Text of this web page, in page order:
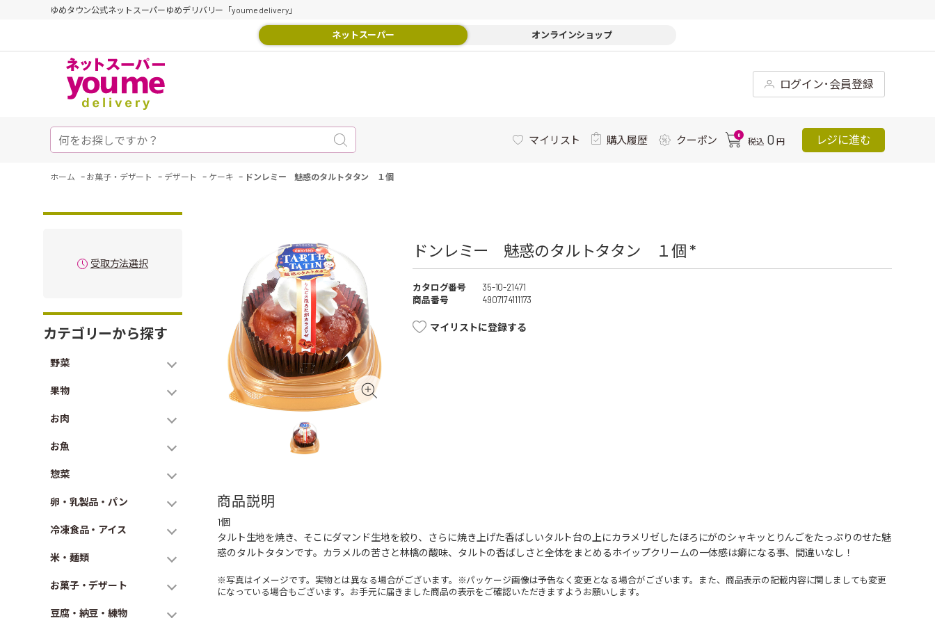
ゆめタウン公式ネットスーパーゆめデリバリー「youme delivery」
ネットスーパー オンラインショップ
ログイン･会員登録
マイリスト 購入履歴 クーポン 0
税込 0 円 レジに進む
ホーム - お菓子・デザート - デザート - ケーキ - ドンレミー 魅惑のタルトタタン １個
受取方法選択
カテゴリーから探す
野菜
果物
お肉
お魚
惣菜
卵・乳製品・パン
冷凍食品・アイス
米・麺類
お菓子・デザート
豆腐・納豆・練物
ドンレミー 魅惑のタルトタタン １個 *
カタログ番号
35-10-21471
商品番号
4907174111173
マイリストに登録する
商品説明
1個
タルト生地を焼き、そこにダマンド生地を絞り、さらに焼き上げた香ばしいタルト台の上にカラメリゼしたほろにがのシャキッとりんごをたっぷりのせた魅
惑のタルトタタンです。カラメルの苦さと林檎の酸味、タルトの香ばしさと全体をまとめるホイップクリームの一体感は癖になる事、間違いなし！
※写真はイメージです。実物とは異なる場合がございます。※パッケージ画像は予告なく変更となる場合がございます。また、商品表示の記載内容に関しましても変更
になっている場合もございます。お手元に届きました商品の表示をご確認いただきますようお願いします。